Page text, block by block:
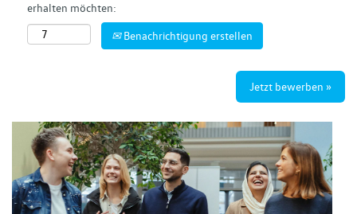
erhalten möchten:
Benachrichtigung erstellen
Jetzt bewerben »